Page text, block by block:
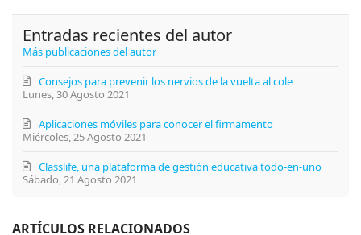
Entradas recientes del autor
Más publicaciones del autor
Lunes, 30 Agosto 2021
Consejos para prevenir los nervios de la vuelta al cole
Miércoles, 25 Agosto 2021
Aplicaciones móviles para conocer el firmamento
Sábado, 21 Agosto 2021
Classlife, una plataforma de gestión educativa todo-en-uno
ARTÍCULOS RELACIONADOS